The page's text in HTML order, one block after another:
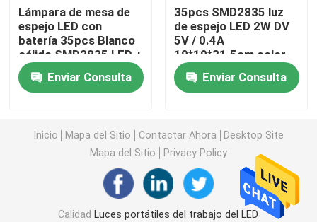
Luz accionada solar del LED
Luz del trabajo de la MAZORCA del LED
Luz del sensor del gabinete
linterna llevada
Lámpara de mesa de
espejo LED con
batería 35pcs Blanco
cálido SMD2835 LED +
35pcs Blanco frío 2W
DV 5V/0.4AEnviar Consulta
35pcs SMD2835 luz
de espejo LED 2W DV
5V / 0.4A
19*19*31.5cm color
único
Enviar Consulta
Inicio Mapa del Sitio Contactar Ahora
Desktop Site
Mapa del Sitio
Privacy Policy
Calidad Luces portátiles del trabajo del LED